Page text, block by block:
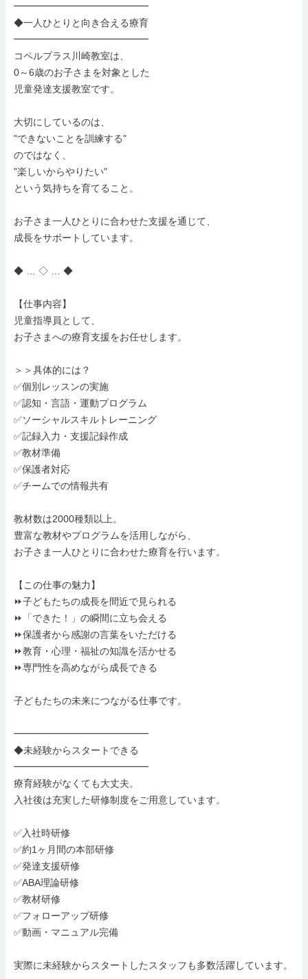
━━━━━━━━━━━━━━
◆一人ひとりと向き合える療育
━━━━━━━━━━━━━━
コペルプラス川崎教室は、
0～6歳のお子さまを対象とした
児童発達支援教室です。
大切にしているのは、
"できないことを訓練する"
のではなく、
"楽しいからやりたい"
という気持ちを育てること。
お子さま一人ひとりに合わせた支援を通じて、
成長をサポートしています。
◆ … ◇ … ◆
【仕事内容】
児童指導員として、
お子さまへの療育支援をお任せします。
＞＞具体的には？
✅個別レッスンの実施
✅認知・言語・運動プログラム
✅ソーシャルスキルトレーニング
✅記録入力・支援記録作成
✅教材準備
✅保護者対応
✅チームでの情報共有
教材数は2000種類以上。
豊富な教材やプログラムを活用しながら、
お子さま一人ひとりに合わせた療育を行います。
【この仕事の魅力】
⏩子どもたちの成長を間近で見られる
⏩「できた！」の瞬間に立ち会える
⏩保護者から感謝の言葉をいただける
⏩教育・心理・福祉の知識を活かせる
⏩専門性を高めながら成長できる
子どもたちの未来につながる仕事です。
━━━━━━━━━━━━━━
◆未経験からスタートできる
━━━━━━━━━━━━━━
療育経験がなくても大丈夫。
入社後は充実した研修制度をご用意しています。
✅入社時研修
✅約1ヶ月間の本部研修
✅発達支援研修
✅ABA理論研修
✅教材研修
✅フォローアップ研修
✅動画・マニュアル完備
実際に未経験からスタートしたスタッフも多数活躍しています。